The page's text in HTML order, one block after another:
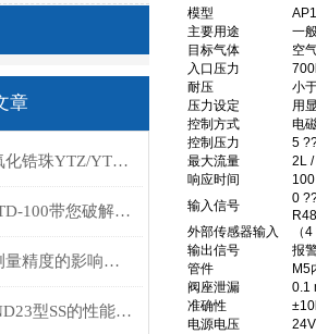
章
日本进口nikkato氧化锆珠YTZ/YTZ-S技术参数
孔距仅26mm？MTD-100带您破解金属件密集螺纹孔“检测难、易漏检”困局
MSP-100 反射率测量精度的影响因素分析
精密自动切割机 ND23型SS的性能分析
模型
主要用途
一
目标气体
空
入口压力
耐压
小
压力设定
用
控制方式
电
控制压力
5
最大流量
2L /
响应时间
输入信号
0
外部传感器输入
（
输出信号
报
管件
M5
阀座泄漏
0.1
准确性
电源电压